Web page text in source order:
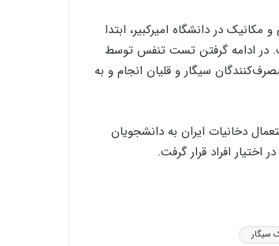
در دانشگاه امیرکبیر، ابتدا
در ادامه گرفتن تست تنفس توسط
سیگار و قلیان انجام و به
دخانیات ایران به دانشجویان
افراد قرار گرفت.
سیگار